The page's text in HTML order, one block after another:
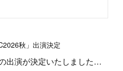
秋」出演決定
出演が決定いたしました…